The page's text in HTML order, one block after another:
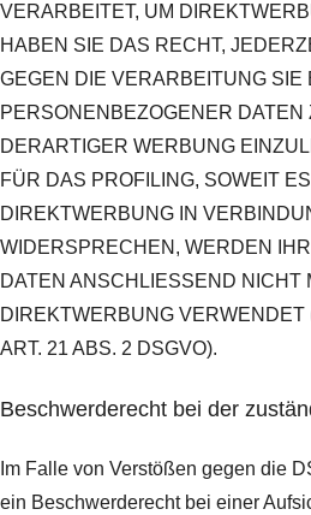
VERARBEITET, UM
HABEN SIE DAS RECHT,
GEGEN DIE VERARBEITUNG SIE
PERSONENBEZOGENER DATEN
DERARTIGER WERBUNG
FÜR DAS PROFILING, SOWEIT
DIREKTWERBUNG IN
WIDERSPRECHEN, WERDEN
DATEN ANSCHLIESSEND NICHT
DIREKTWERBUNG
ART. 21 ABS. 2 DSGVO).
Beschwerde­recht bei der
Im Falle von Verstößen gegen die
ein Beschwerderecht bei einer